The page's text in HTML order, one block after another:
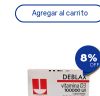
Agregar al carrito
8%
OFF